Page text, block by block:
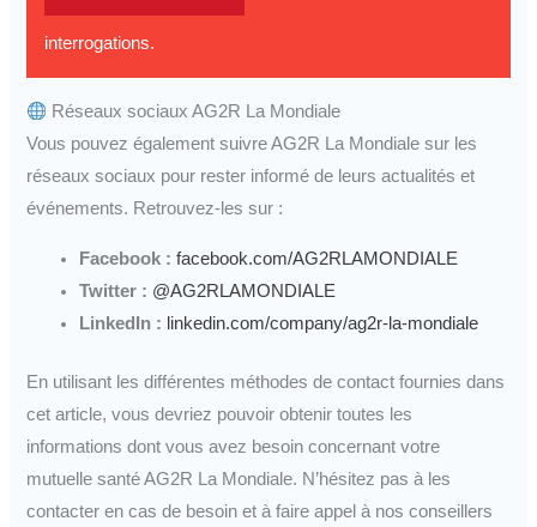
interrogations.
Réseaux sociaux AG2R La Mondiale
Vous pouvez également suivre AG2R La Mondiale sur les
réseaux sociaux pour rester informé de leurs actualités et
événements. Retrouvez-les sur :
Facebook : facebook.com/AG2RLAMONDIALE
Twitter : @AG2RLAMONDIALE
LinkedIn : linkedin.com/company/ag2r-la-mondiale
En utilisant les différentes méthodes de contact fournies dans
cet article, vous devriez pouvoir obtenir toutes les
informations dont vous avez besoin concernant votre
mutuelle santé AG2R La Mondiale. N’hésitez pas à les
contacter en cas de besoin et à faire appel à nos conseillers